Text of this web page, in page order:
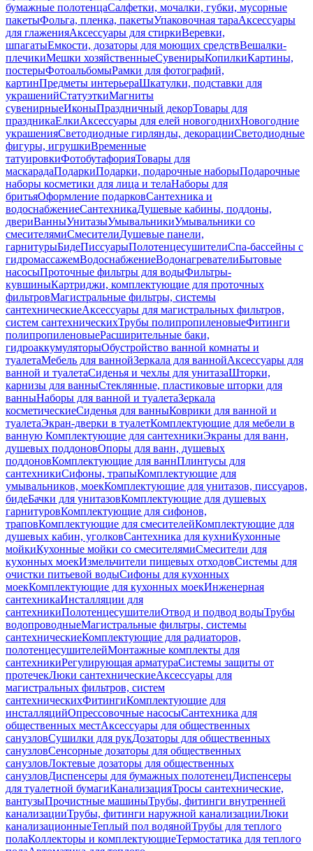
бумажные полотенцаСалфетки, мочалки, губки, мусорные
пакетыФольга, пленка, пакетыУпаковочная тараАксессуары
для глаженияАксессуары для стиркиВеревки,
шпагатыЕмкости, дозаторы для моющих средствВешалки-
плечикиМешки хозяйственныеСувенирыКопилкиКартины,
постерыФотоальбомыРамки для фотографий,
картинПредметы интерьераШкатулки, подставки для
украшенийСтатуэткиМагниты
сувенирныеИконыПраздничный декорТовары для
праздникаЕлкиАксессуары для елей новогоднихНовогодние
украшенияСветодиодные гирлянды, декорацииСветодиодные
фигуры, игрушкиВременные
татуировкиФотобутафорияТовары для
маскарадаПодаркиПодарки, подарочные наборыПодарочные
наборы косметики для лица и телаНаборы для
бритьяОформление подарковСантехника и
водоснабжениеСантехникаДушевые кабины, поддоны,
двериВанныУнитазыУмывальникиУмывальники со
смесителямиСмесителиДушевые панели,
гарнитурыБидеПиссуарыПолотенцесушителиСпа-бассейны с
гидромассажемВодоснабжениеВодонагревателиБытовые
насосыПроточные фильтры для водыФильтры-
кувшиныКартриджи, комплектующие для проточных
фильтровМагистральные фильтры, системы
сантехническиеАксессуары для магистральных фильтров,
систем сантехническихТрубы полипропиленовыеФитинги
полипропиленовыеРасширительные баки,
гидроаккумуляторыОбустройство ванной комнаты и
туалетаМебель для ваннойЗеркала для ваннойАксессуары для
ванной и туалетаСиденья и чехлы для унитазаШторки,
карнизы для ванныСтеклянные, пластиковые шторки для
ванныНаборы для ванной и туалетаЗеркала
косметическиеСиденья для ванныКоврики для ванной и
туалетаЭкран-дверки в туалетКомплектующие для мебели в
ванную Комплектующие для сантехникиЭкраны для ванн,
душевых поддоновОпоры для ванн, душевых
поддоновКомплектующие для ваннПлинтусы для
сантехникиСифоны, трапыКомплектующие для
умывальников, моекКомплектующие для унитазов, писсуаров,
бидеБачки для унитазовКомплектующие для душевых
гарнитуровКомплектующие для сифонов,
траповКомплектующие для смесителейКомплектующие для
душевых кабин, уголковСантехника для кухниКухонные
мойкиКухонные мойки со смесителямиСмесители для
кухонных моекИзмельчители пищевых отходовСистемы для
очистки питьевой водыСифоны для кухонных
моекКомплектующие для кухонных моекИнженерная
сантехникаИнсталляции для
сантехникиПолотенцесушителиОтвод и подвод водыТрубы
водопроводныеМагистральные фильтры, системы
сантехническиеКомплектующие для радиаторов,
полотенцесушителейМонтажные комплекты для
сантехникиРегулирующая арматураСистемы защиты от
протечекЛюки сантехническиеАксессуары для
магистральных фильтров, систем
сантехническихФитингиКомплектующие для
инсталляцийОпрессовочные насосыСантехника для
общественных местАксессуары для общественных
санузловСушилки для рукДозаторы для общественных
санузловСенсорные дозаторы для общественных
санузловЛоктевые дозаторы для общественных
санузловДиспенсеры для бумажных полотенецДиспенсеры
для туалетной бумагиКанализацияТросы сантехнические,
вантузыПрочистные машиныТрубы, фитинги внутренней
канализацииТрубы, фитинги наружной канализацииЛюки
канализационныеТеплый пол водянойТрубы для теплого
полаКоллекторы и комплектующиеТермостатика для теплого